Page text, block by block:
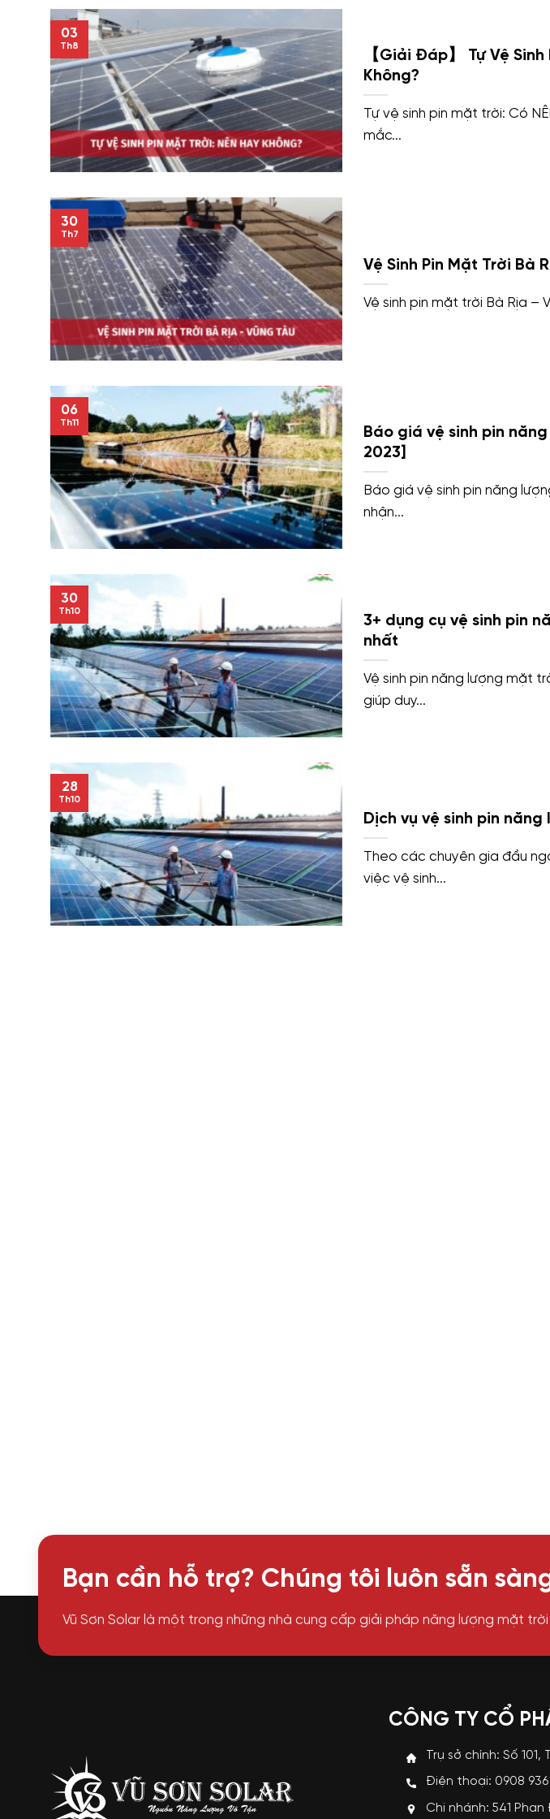
【Giải Đáp】 Tự Vệ
Không?
Tự vệ sinh pin mặt trời: Có
mắc...
03
Th8
Vệ Sinh Pin Mặt Trời Bà
Vệ sinh pin mặt trời Bà Rịa –
30
Th7
Báo giá vệ sinh pin
2023]
Báo giá vệ sinh pin năng
nhận...
06
Th11
3+ dụng cụ vệ sinh pin
nhất
Vệ sinh pin năng lượng mặt
giúp duy...
30
Th10
Dịch vụ vệ sinh pin
Theo các chuyên gia đầu
việc vệ sinh...
28
Th10
Bạn cần hỗ trợ? Chúng tôi luôn sẵn
Vũ Sơn Solar là một trong những nhà cung cấp giải pháp năng lượng mặt
CÔNG TY CỔ
Trụ sở chính: Số 101,
Điện thoại: 0908 936
Chi nhánh: 541 Phan